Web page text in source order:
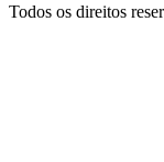
Todos os direitos